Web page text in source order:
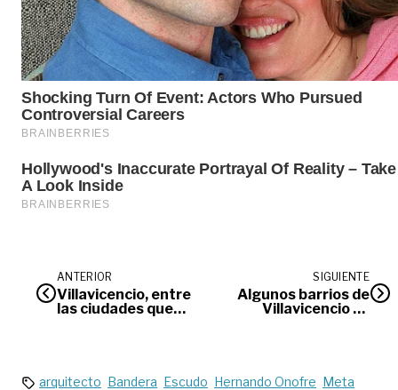
ANTERIOR
Villavicencio, entre
las ciudades que
SIGUIENTE
Algunos barrios de
Villavicencio se
arquitecto Bandera Escudo Hernando Onofre Meta